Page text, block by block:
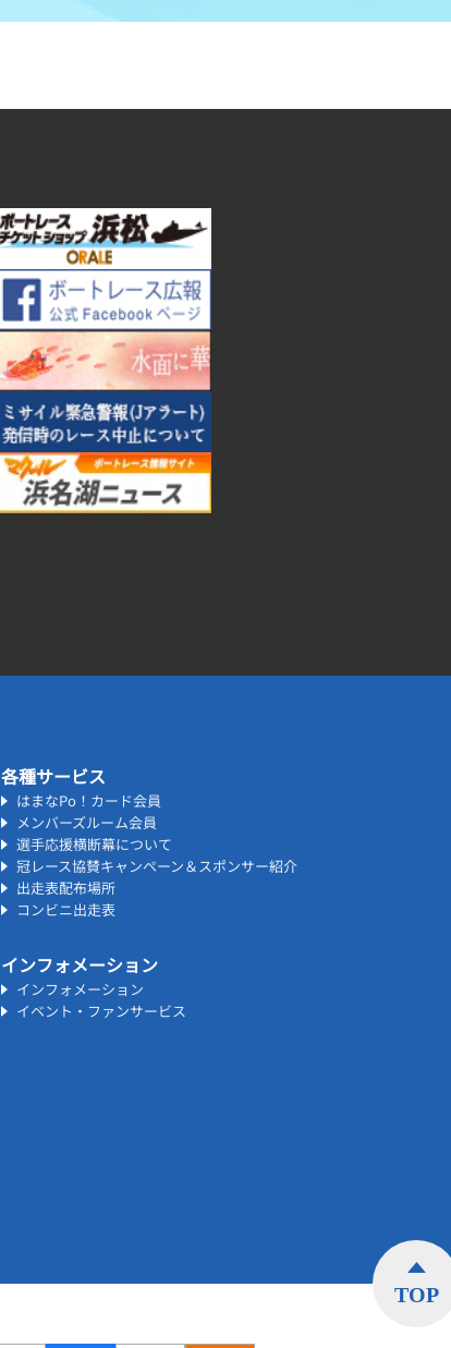
各種サービス
はまなPo！カード会員
メンバーズルーム会員
選手応援横断幕について
冠レース協賛キャンペーン＆スポンサー紹介
出走表配布場所
コンビニ出走表
インフォメーション
インフォメーション
イベント・ファンサービス